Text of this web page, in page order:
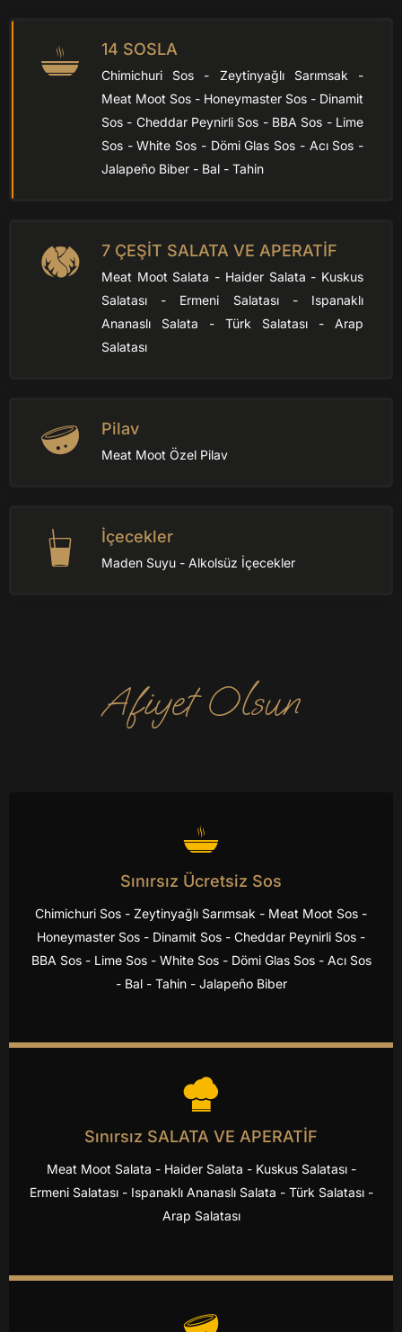
14 SOSLA
Chimichuri Sos - Zeytinyağlı Sarımsak -
Meat Moot Sos - Honeymaster Sos - Dinamit
Sos - Cheddar Peynirli Sos - BBA Sos - Lime
Sos - White Sos - Dömi Glas Sos - Acı Sos -
Jalapeño Biber - Bal - Tahin
7 ÇEŞİT SALATA VE APERATİF
Meat Moot Salata - Haider Salata - Kuskus
Salatası - Ermeni Salatası - Ispanaklı
Ananaslı Salata - Türk Salatası - Arap
Salatası
Pilav
Meat Moot Özel Pilav
İçecekler
Maden Suyu - Alkolsüz İçecekler
Afiyet Olsun
Sınırsız Ücretsiz Sos
Chimichuri Sos - Zeytinyağlı Sarımsak - Meat Moot Sos -
Honeymaster Sos - Dinamit Sos - Cheddar Peynirli Sos -
BBA Sos - Lime Sos - White Sos - Dömi Glas Sos - Acı Sos
- Bal - Tahin - Jalapeño Biber
Sınırsız SALATA VE APERATİF
Meat Moot Salata - Haider Salata - Kuskus Salatası -
Ermeni Salatası - Ispanaklı Ananaslı Salata - Türk Salatası -
Arap Salatası